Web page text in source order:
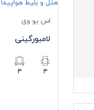
اس یو وی
لامبورگینی
۴ ۴